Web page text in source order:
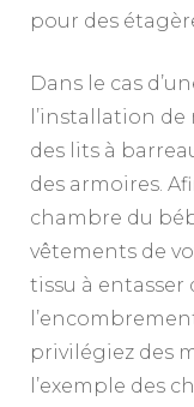
pour des
Dans le cas
l’installation de
des lits à
des armoires.
chambre du
vêtements de
tissu à entasser
privilégiez des
l’exemple des